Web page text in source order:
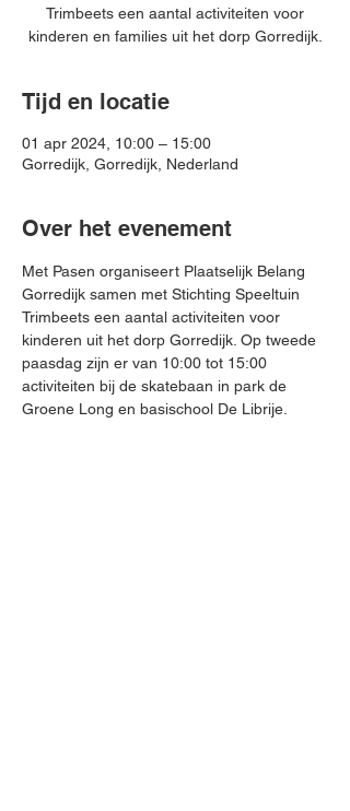
Trimbeets een aantal activiteiten voor
kinderen en families uit het dorp Gorredijk.
Tijd en locatie
01 apr 2024, 10:00 – 15:00
Gorredijk, Gorredijk, Nederland
Over het evenement
Met Pasen organiseert Plaatselijk Belang
Gorredijk samen met Stichting Speeltuin
Trimbeets een aantal activiteiten voor
kinderen uit het dorp Gorredijk. Op tweede
paasdag zijn er van 10:00 tot 15:00
activiteiten bij de skatebaan in park de
Groene Long en basischool De Librije.